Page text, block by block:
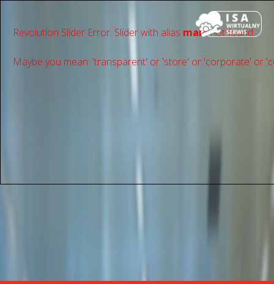
Revolution Slider Error: Slider with alias mainnot found.
Maybe you mean: 'transparent' or 'store' or 'сorporate' or